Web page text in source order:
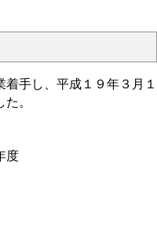
手し、平成１９年３月１
。
度